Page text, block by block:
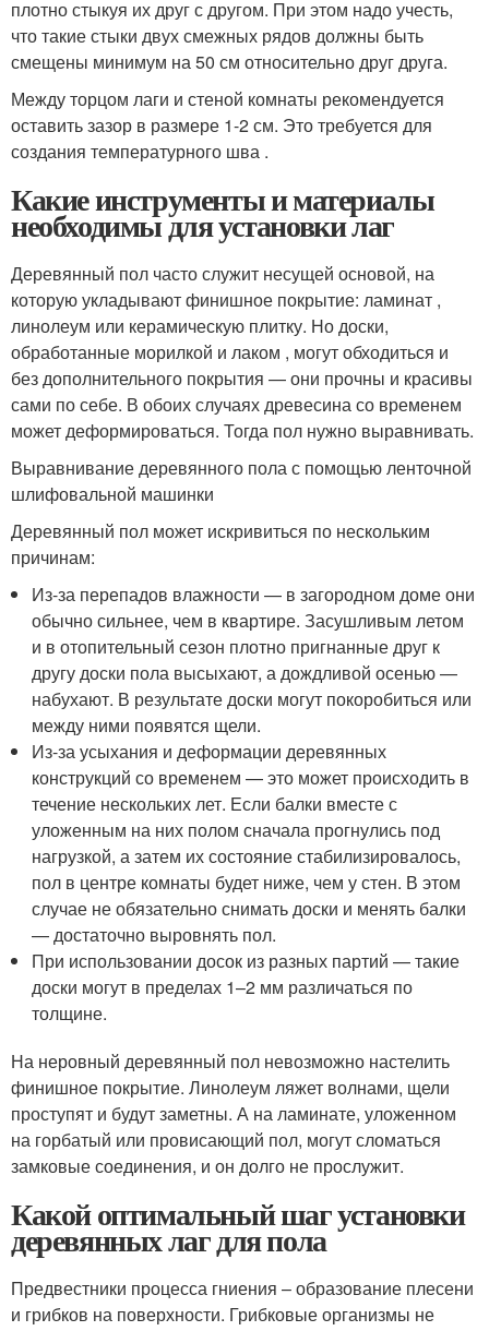
плотно стыкуя их друг с другом. При этом надо учесть,
что такие стыки двух смежных рядов должны быть
смещены минимум на 50 см относительно друг друга.
Между торцом лаги и стеной комнаты рекомендуется
оставить зазор в размере 1-2 см. Это требуется для
создания температурного шва .
Какие инструменты и материалы
необходимы для установки лаг
Деревянный пол часто служит несущей основой, на
которую укладывают финишное покрытие: ламинат ,
линолеум или керамическую плитку. Но доски,
обработанные морилкой и лаком , могут обходиться и
без дополнительного покрытия — они прочны и красивы
сами по себе. В обоих случаях древесина со временем
может деформироваться. Тогда пол нужно выравнивать.
Выравнивание деревянного пола с помощью ленточной
шлифовальной машинки
Деревянный пол может искривиться по нескольким
причинам:
Из-за перепадов влажности — в загородном доме они
обычно сильнее, чем в квартире. Засушливым летом
и в отопительный сезон плотно пригнанные друг к
другу доски пола высыхают, а дождливой осенью —
набухают. В результате доски могут покоробиться или
между ними появятся щели.
Из-за усыхания и деформации деревянных
конструкций со временем — это может происходить в
течение нескольких лет. Если балки вместе с
уложенным на них полом сначала прогнулись под
нагрузкой, а затем их состояние стабилизировалось,
пол в центре комнаты будет ниже, чем у стен. В этом
случае не обязательно снимать доски и менять балки
— достаточно выровнять пол.
При использовании досок из разных партий — такие
доски могут в пределах 1–2 мм различаться по
толщине.
На неровный деревянный пол невозможно настелить
финишное покрытие. Линолеум ляжет волнами, щели
проступят и будут заметны. А на ламинате, уложенном
на горбатый или провисающий пол, могут сломаться
замковые соединения, и он долго не прослужит.
Какой оптимальный шаг установки
деревянных лаг для пола
Предвестники процесса гниения – образование плесени
и грибков на поверхности. Грибковые организмы не